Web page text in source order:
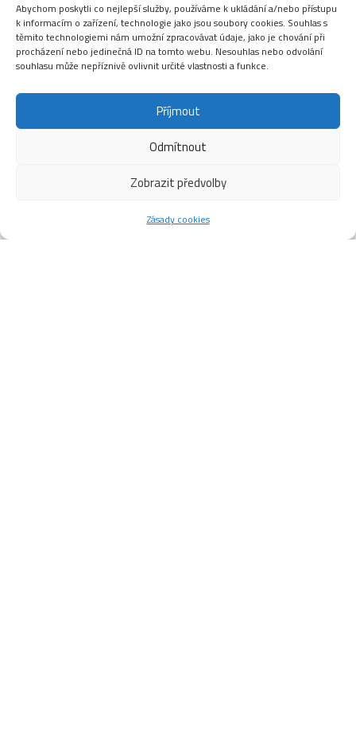
Abychom poskytli co nejlepší služby, používáme k ukládání a/nebo přístupu
k informacím o zařízení, technologie jako jsou soubory cookies. Souhlas s
těmito technologiemi nám umožní zpracovávat údaje, jako je chování při
procházení nebo jedinečná ID na tomto webu. Nesouhlas nebo odvolání
souhlasu může nepříznivě ovlivnit určité vlastnosti a funkce.
Příjmout
Odmítnout
Zobrazit předvolby
Zásady cookies